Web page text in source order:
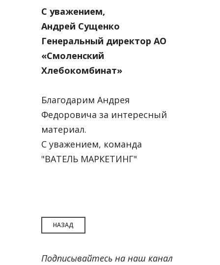
С уважением,
Андрей Сущенко
Генеральный директор АО
«Смоленский
Хлебокомбинат»
Благодарим Андрея
Федоровича за интересный
материал.
С уважением, команда
"ВАТЕЛЬ МАРКЕТИНГ"
НАЗАД
Подписывайтесь на наш канал